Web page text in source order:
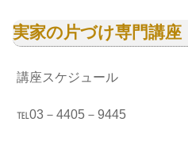
実家の片づけ専門講座
講座スケジュール
℡03－4405－9445